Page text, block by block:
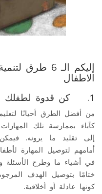
إليكم الـ 6
الاطفال
1. كن قدوة لطفلك
من أفضل الطرق أحيانًا
كآباء بممارسة تلك
إلى تقليد ما يرونه.
أمامهم لتوصيل المهارة
في أشياء ما وطرح الأسئلة
ختامًا بتوصيل الهدف
كونها عادلة أو أخلاقية.